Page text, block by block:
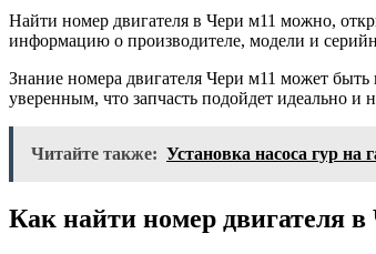
Найти номер двигателя в Чери м11 можно,
информацию о производителе, модели и
Знание номера двигателя Чери м11 может
уверенным, что запчасть подойдет идеально и
Читайте также: Установка насоса гур на
Как найти номер двигателя в